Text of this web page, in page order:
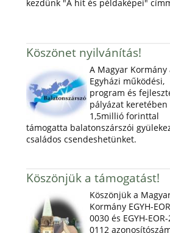
kezdünk "A hit és példaképei"
Köszönet nyilvánítás!
A Magyar Kormány
Egyházi működési,
program és
pályázat keretében
1,5millió forinttal
támogatta balatonszárszói
családos csendeshetünket.
Köszönjük a támogatást!
Köszönjük a
Kormány EGYH-
0030 és EGYH-
0112